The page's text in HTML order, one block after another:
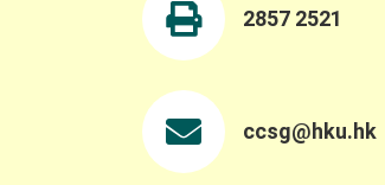
2857 2521
ccsg@hku.hk